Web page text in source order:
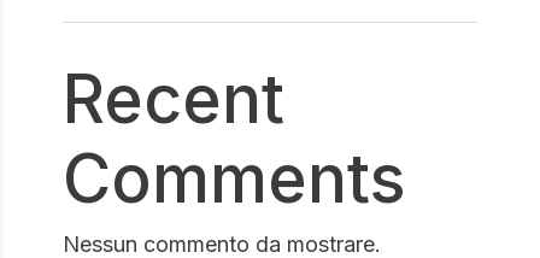
Recent
Comments
Nessun commento da mostrare.